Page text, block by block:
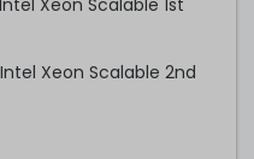
Xeon Scalable 1st
Xeon Scalable 2nd